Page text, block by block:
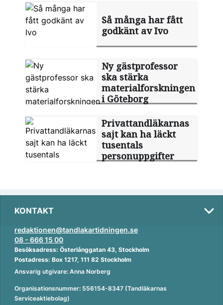
Så många har fått
godkänt av Ivo
Ny gästprofessor
ska stärka
materialforskningen
i Göteborg
Privattandläkarnas
sajt kan ha läckt
tusentals
personuppgifter
KONTAKT
redaktionen@tandlakartidningen.se
08 - 666 15 00
Besöksadress: Österlånggatan 43, Stockholm
Postadress: Box 1217, 111 82 Stockholm
Ansvarig utgivare: Anna Norberg
Organisationsnummer: 556154-8347 (Tandläkarnas
Serviceaktiebolag)